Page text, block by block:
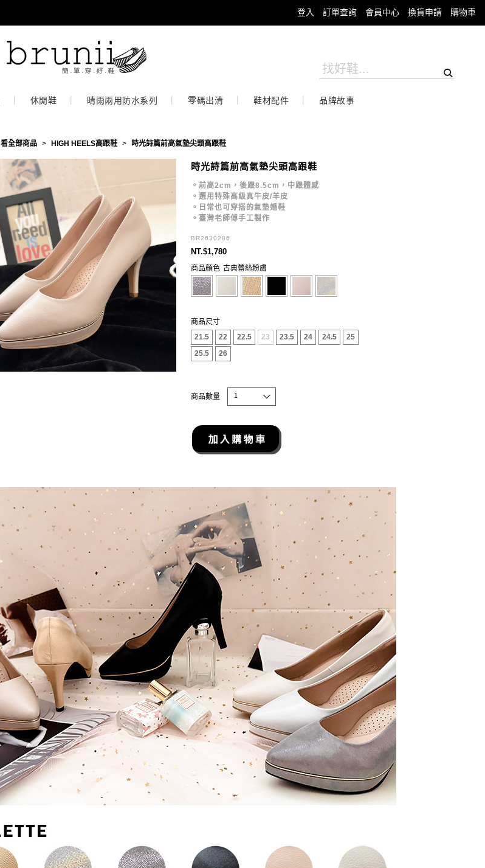
登入 訂單查詢 會員中心 換貨申請 購物車
休閒鞋 晴雨兩用防水系列 零碼出清 鞋材配件 品牌故事
看全部商品 > HIGH HEELS高跟鞋 > 時光詩篇前高氣墊尖頭高跟鞋
時光詩篇前高氣墊尖頭高跟鞋
。前高2cm，後跟8.5cm，中跟體感
。選用特殊高級真牛皮/羊皮
。日常也可穿搭的氣墊婚鞋
。臺灣老師傅手工製作
BR2630286
NT.$1,780
商品顏色 古典蕾絲粉膚
商品尺寸
21.5
22 22.5 23 23.5 24 24.5
25
25.5
26
商品數量 1